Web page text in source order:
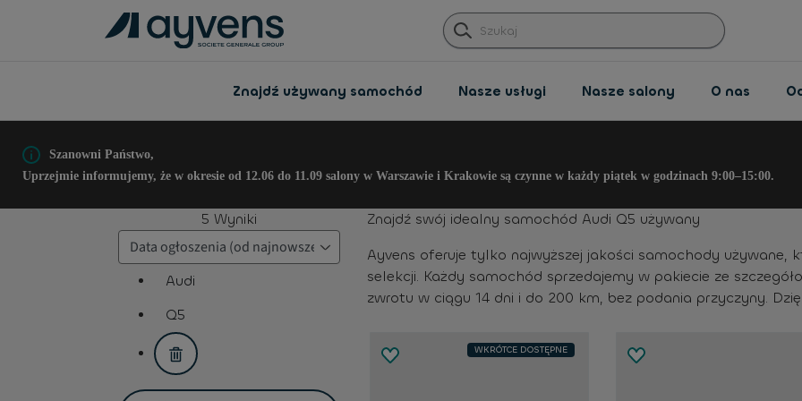
Znajdź używany samochód Nasze usługi Nasze salony O nas
Szanowni Państwo,
Uprzejmie informujemy, że w okresie od 12.06 do 11.09 salony w Warszawie i Krakowie są czynne w każdy piątek w godzinach 9:00–15:00.
5 Wyniki
Audi
assistive.text.remove.filter.button
Q5
assistive.text.remove.filter.button
Znajdź swój idealny samochód Audi Q5 używany
Ayvens oferuje tylko najwyższej jakości samochody używane,
selekcji. Każdy samochód sprzedajemy w pakiecie ze
zwrotu w ciągu 14 dni i do 200 km, bez podania przyczyny.
WKRÓTCE DOSTĘPNE